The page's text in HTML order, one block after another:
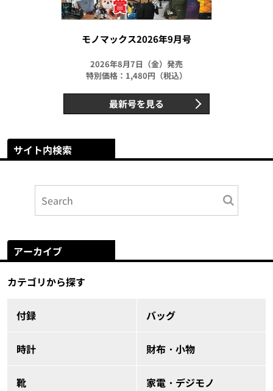
モノマックス2026年9月号
2026年8月7日（金）発売
特別価格：1,480円（税込）
最新号を見る
サイト内検索
アーカイブ
カテゴリから探す
付録 バッグ
時計 財布・小物
靴 家電・デジモノ